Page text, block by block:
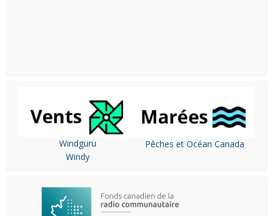
Windguru
Windy
Pêches et Océan Canada